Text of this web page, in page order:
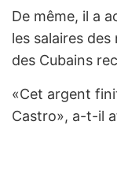
De même, il a
les salaires
des Cubains
«Cet argent
Castro», a-t-il